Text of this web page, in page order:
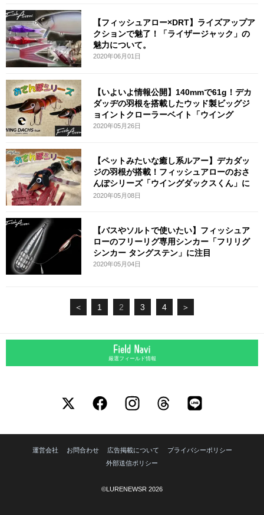
【フィッシュアロー×DRT】ライズアップア
クションで魅了！「ライザージャック」の
魅力について。
2020年06月01日
【いよいよ情報公開】140mmで61g！デカ
ダッヂの羽根を搭載したウッド製ビッグジ
ョイントクローラーベイト「ウイング
2020年05月26日
【ペットみたいな癒し系ルアー】デカダッ
ジの羽根が搭載！フィッシュアローのおさ
んぽシリーズ「ウイングダックスくん」に
注
2020年05月08日
【バスやソルトで使いたい】フィッシュア
ローのフリーリグ専用シンカー「フリリグ
シンカー タングステン」に注目
2020年05月04日
＜ 1 2 3 4 ＞
厳選フィールド情報
運営会社 お問合わせ 広告掲載について
プライバシーポリシー
外部送信ポリシー
©LURENEWSR 2026